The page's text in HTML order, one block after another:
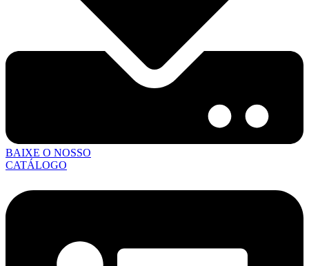
BAIXE O NOSSO
CATÁLOGO